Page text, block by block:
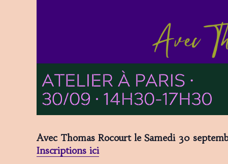
Avec Thomas Rocourt le Samedi 30
Inscriptions ici